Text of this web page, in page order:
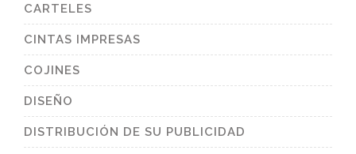
CARTELES
CINTAS IMPRESAS
COJINES
DISEÑO
DISTRIBUCIÓN DE SU PUBLICIDAD